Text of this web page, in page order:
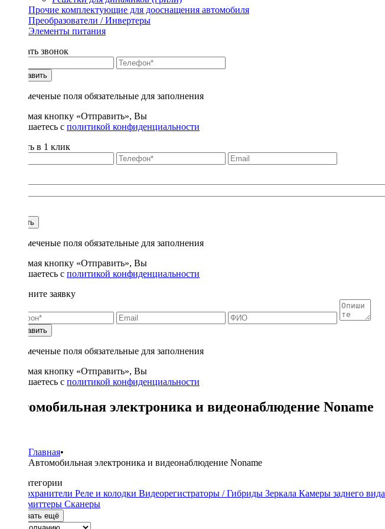
Прочие комплектующие для дооснащения автомобиля
Преобразователи / Инвертеры
Элементы питания
Заказать звонок
Отправить
* - отмеченые поля обязательные для заполнения
Нажимая кнопку «Отправить», Вы
соглашаетесь с политикой конфиденциальности
Купить в 1 клик
Купить
* - отмеченые поля обязательные для заполнения
Нажимая кнопку «Отправить», Вы
соглашаетесь с политикой конфиденциальности
Заполните заявку
Отправить
* - отмеченые поля обязательные для заполнения
Нажимая кнопку «Отправить», Вы
соглашаетесь с политикой конфиденциальности
Автомобильная электроника и видеонаблюдение Noname
Главная•
Автомобильная электроника и видеонаблюдение Noname
Подкатегории
Предохранители Реле и колодки Видеорегистраторы / Гибриды Зеркала Камеры заднего вида
трансмиттеры Сканеры
Показать ещё